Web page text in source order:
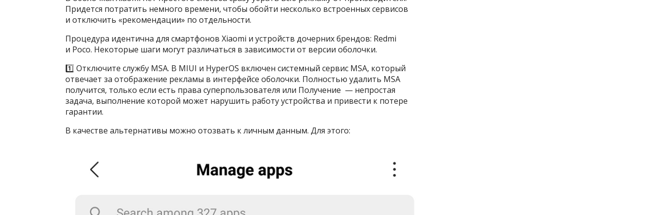
Придется потратить немного времени, чтобы обойти несколько встроенных сервисов
и отключить «рекомендации» по отдельности.
Процедура идентична для смартфонов Xiaomi и устройств дочерних брендов: Redmi
и Poco. Некоторые шаги могут различаться в зависимости от версии оболочки.
1️⃣ Отключите службу MSA. В MIUI и HyperOS включен системный сервис MSA, который
отвечает за отображение рекламы в интерфейсе оболочки. Полностью удалить MSA
получится, только если есть права суперпользователя или Получение — непростая
задача, выполнение которой может нарушить работу устройства и привести к потере
гарантии.
В качестве альтернативы можно отозвать к личным данным. Для этого: